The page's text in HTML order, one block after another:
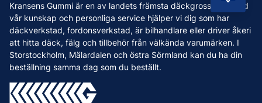
Kransens Gummi är en av landets främsta däckgrossister. Med
vår kunskap och personliga service hjälper vi dig som har
däckverkstad, fordonsverkstad, är bilhandlare eller driver åkeri
att hitta däck, fälg och tillbehör från välkända varumärken. I
Storstockholm, Mälardalen och östra Sörmland kan du ha din
beställning samma dag som du beställt.
Leverans
Reklamation & återköp
Betalning & faktura
Köpvillkor
Vanliga frågor och svar
Vi som jobbar på Kransens Gummi
Jobba hos oss
Nyheter
Tips & Råd
Varumärken